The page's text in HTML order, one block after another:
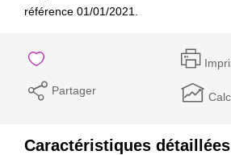
référence 01/01/2021.
Partager
Caractéristiques détaillées